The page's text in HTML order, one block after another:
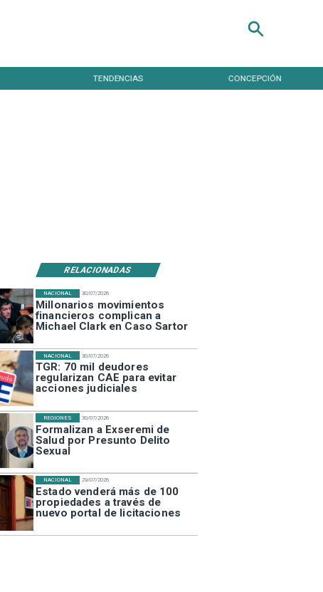
TENDENCIAS CONCEPCIÓN
RELACIONADAS
30/07/2026
Millonarios movimientos
financieros complican a
Michael Clark en Caso Sartor
NACIONAL
30/07/2026
TGR: 70 mil deudores
regularizan CAE para evitar
acciones judiciales
NACIONAL
30/07/2026
Formalizan a Exseremi de
Salud por Presunto Delito
Sexual
REGIONES
29/07/2026
Estado venderá más de 100
propiedades a través de
nuevo portal de licitaciones
NACIONAL